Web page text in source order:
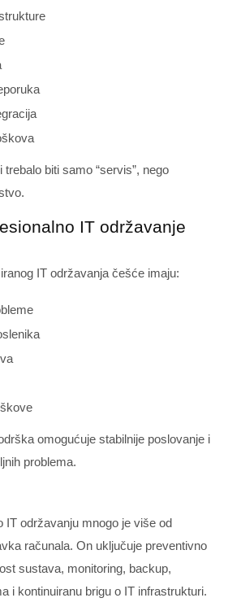
trebalo biti samo “servis”, nego
IT održavanje
IT održavanja češće imaju:
omogućuje stabilnije poslovanje i
problema.
IT održavanju mnogo je više od
računala. On uključuje preventivno
sustava, monitoring, backup,
i kontinuiranu brigu o IT infrastrukturi.